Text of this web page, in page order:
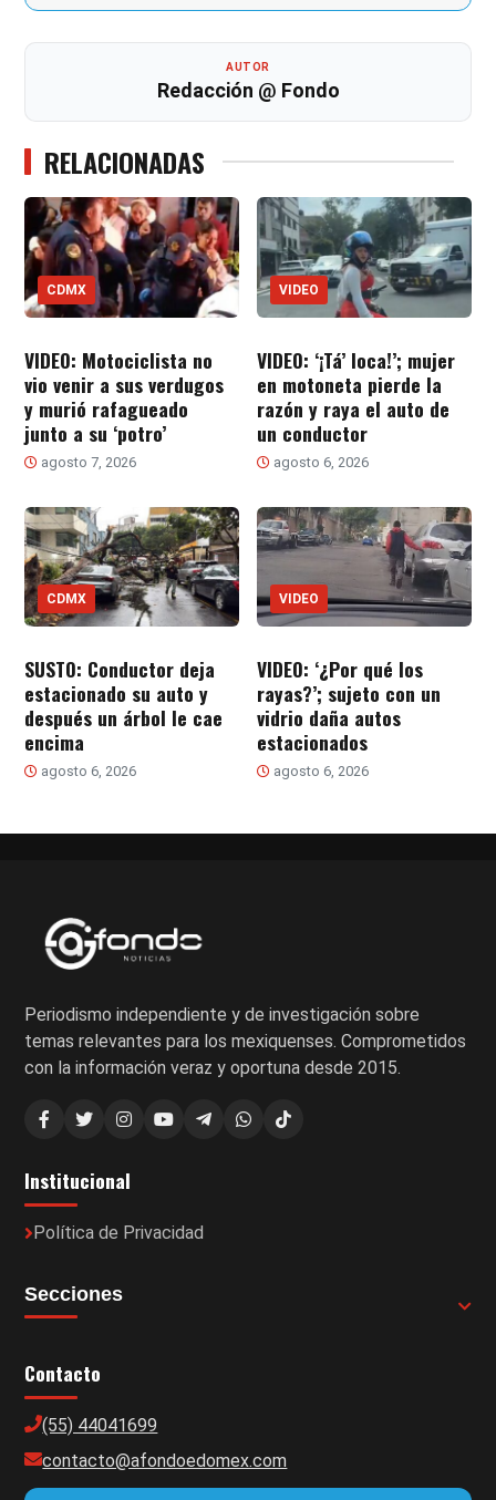
AUTOR
Redacción @ Fondo
RELACIONADAS
CDMX
VIDEO: Motociclista no
vio venir a sus verdugos
y murió rafagueado
junto a su ‘potro’
agosto 7, 2026
VIDEO
VIDEO: ‘¡Tá’ loca!’; mujer
en motoneta pierde la
razón y raya el auto de
un conductor
agosto 6, 2026
CDMX
SUSTO: Conductor deja
estacionado su auto y
después un árbol le cae
encima
agosto 6, 2026
VIDEO
VIDEO: ‘¿Por qué los
rayas?’; sujeto con un
vidrio daña autos
estacionados
agosto 6, 2026
Periodismo independiente y de investigación sobre
temas relevantes para los mexiquenses. Comprometidos
con la información veraz y oportuna desde 2015.
Institucional
Política de Privacidad
Secciones
Contacto
(55) 44041699
contacto@afondoedomex.com